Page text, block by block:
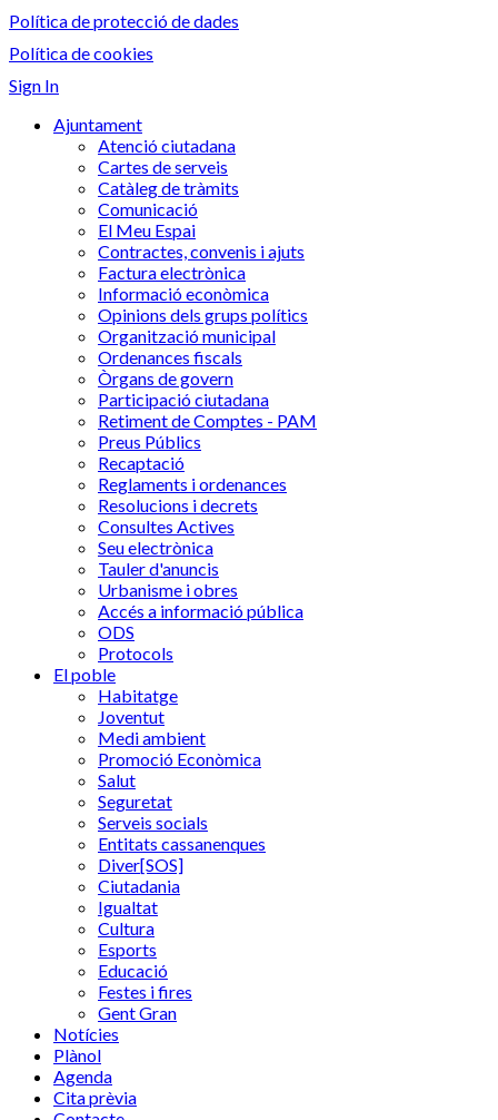
Política de protecció de dades
Política de cookies
Sign In
Ajuntament
Atenció ciutadana
Cartes de serveis
Catàleg de tràmits
Comunicació
El Meu Espai
Contractes, convenis i ajuts
Factura electrònica
Informació econòmica
Opinions dels grups polítics
Organització municipal
Ordenances fiscals
Òrgans de govern
Participació ciutadana
Retiment de Comptes - PAM
Preus Públics
Recaptació
Reglaments i ordenances
Resolucions i decrets
Consultes Actives
Seu electrònica
Tauler d'anuncis
Urbanisme i obres
Accés a informació pública
ODS
Protocols
El poble
Habitatge
Joventut
Medi ambient
Promoció Econòmica
Salut
Seguretat
Serveis socials
Entitats cassanenques
Diver[SOS]
Ciutadania
Igualtat
Cultura
Esports
Educació
Festes i fires
Gent Gran
Notícies
Plànol
Agenda
Cita prèvia